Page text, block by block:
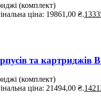
(комплект)
ціна: 19861,00 ₴.
та
(комплект)
ціна: 21494,00 ₴.